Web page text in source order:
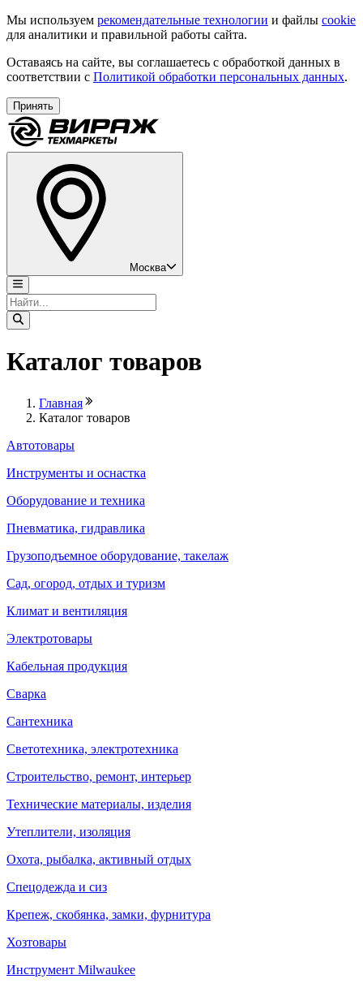
Мы используем рекомендательные технологии и файлы cookie
для аналитики и правильной работы сайта.
Оставаясь на сайте, вы соглашаетесь с обработкой данных в
соответствии с Политикой обработки персональных данных.
Принять
Москва
Каталог товаров
Главная
Каталог товаров
Автотовары
Инструменты и оснастка
Оборудование и техника
Пневматика, гидравлика
Грузоподъемное оборудование, такелаж
Сад, огород, отдых и туризм
Климат и вентиляция
Электротовары
Кабельная продукция
Сварка
Сантехника
Светотехника, электротехника
Строительство, ремонт, интерьер
Технические материалы, изделия
Утеплители, изоляция
Охота, рыбалка, активный отдых
Спецодежда и сиз
Крепеж, скобянка, замки, фурнитура
Хозтовары
Инструмент Milwaukee